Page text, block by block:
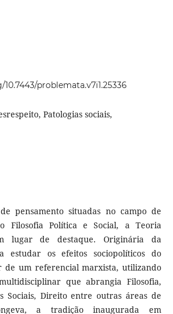
problemata.v7i1.25336
Patologias sociais,
pensamento situadas no campo de
Filosofia Política e Social, a Teoria
lugar de destaque. Originária da
estudar os efeitos sociopolíticos do
de um referencial marxista, utilizando
que abrangia Filosofia,
Sociais, Direito entre outras áreas de
a tradição inaugurada em